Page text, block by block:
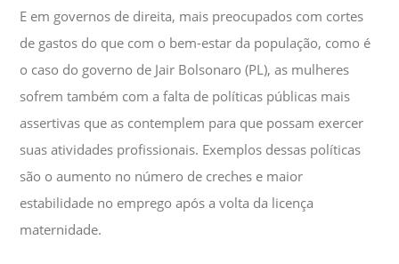
E em governos de direita, mais preocupados com cortes
de gastos do que com o bem-estar da população, como é
o caso do governo de Jair Bolsonaro (PL), as mulheres
sofrem também com a falta de políticas públicas mais
assertivas que as contemplem para que possam exercer
suas atividades profissionais. Exemplos dessas políticas
são o aumento no número de creches e maior
estabilidade no emprego após a volta da licença
maternidade.